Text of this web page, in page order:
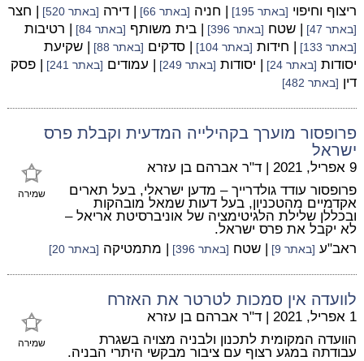
ריצוף וחיפוי [באתר 195] | חניה [באתר 66] | דירה [באתר 520] | חצר
[באתר 47] | שטח [באתר 396] | בית משותף [באתר 84] | רטיבות
[באתר 133] | חידות [באתר 104] | סדקים [באתר 88]
| שקיעת
יסודות [באתר 24] | יסודות [באתר 249] | עמודים [באתר 241]
| פסק
דין [באתר 482]
פרופסור מוערך בקהילייה המדעית וקבלת פרס
ישראל
שמירה
9 אפריל, 2021 | ד"ר אברהם בן עזרא
פרופסור עודד גולדרייך – מדען ישראלי, בעל תארים
אקדמיים מהטכניון, בעל דעות שמאל מובהקות
ובכללן שלילת הלגיטימציה של אוניברסיטת אריאל –
לא יקבל את פרס ישראל.
ראב"ע [באתר 9] | שטח [באתר 396] | מתמטיקה [באתר 20]
לוועדה אין סמכות לטרטר את האזרח
שמירה
1 אפריל, 2021 | ד"ר אברהם בן עזרא
הוועדה המקומית לתכנון ולבניה מצויה בשגרת
עבודתה במגע רצוף עם ציבור מבקשי היתרי הבניה.